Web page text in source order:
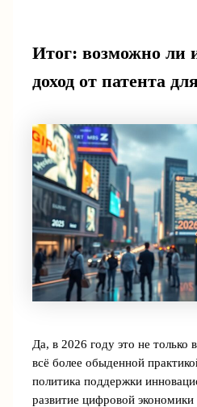
Итог: возможно ли
доход от патента
Да, в 2026 году это не только
всё более обыденной
политика поддержки
развитие цифровой экономики